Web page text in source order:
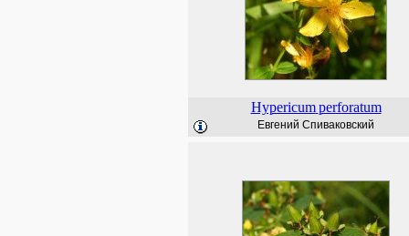
Hypericum perforatum
Евгений Спиваковский